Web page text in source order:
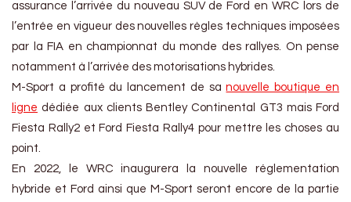
assurance l’arrivée du nouveau SUV de Ford en WRC lors de
l’entrée en vigueur des nouvelles règles techniques imposées
par la FIA en championnat du monde des rallyes. On pense
notamment à l’arrivée des motorisations hybrides.
M-Sport a profité du lancement de sanouvelle boutique en
ligne dédiée aux clients Bentley Continental GT3 mais Ford
Fiesta Rally2 et Ford Fiesta Rally4 pour mettre les choses au
point.
En 2022, le WRC inaugurera la nouvelle réglementation
hybride et Ford ainsi que M-Sport seront encore de la partie